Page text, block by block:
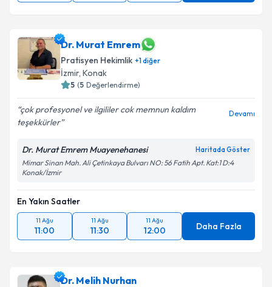
Dr. Murat Emrem
Pratisyen Hekimlik +1diğer
İzmir, Konak
5 (5 Değerlendirme)
çok profesyonel ve ilgililer cok memnun kaldım
teşekkürler
Devamı
Dr. Murat Emrem Muayenehanesi Haritada Göster
Mimar Sinan Mah. Ali Çetinkaya Bulvarı NO: 56 Fatih Apt. Kat:1 D:4
Konak/İzmir
En Yakın Saatler
11 Ağu
11:00
11 Ağu
11:30
11 Ağu
12:00 Daha Fazla
Dr. Melih Nurhan